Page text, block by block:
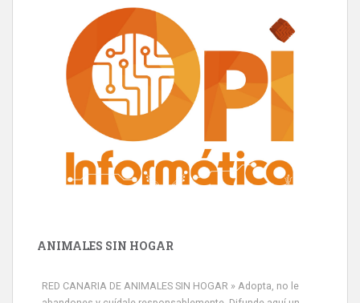
ANIMALES SIN HOGAR
RED CANARIA DE ANIMALES SIN HOGAR » Adopta, no le